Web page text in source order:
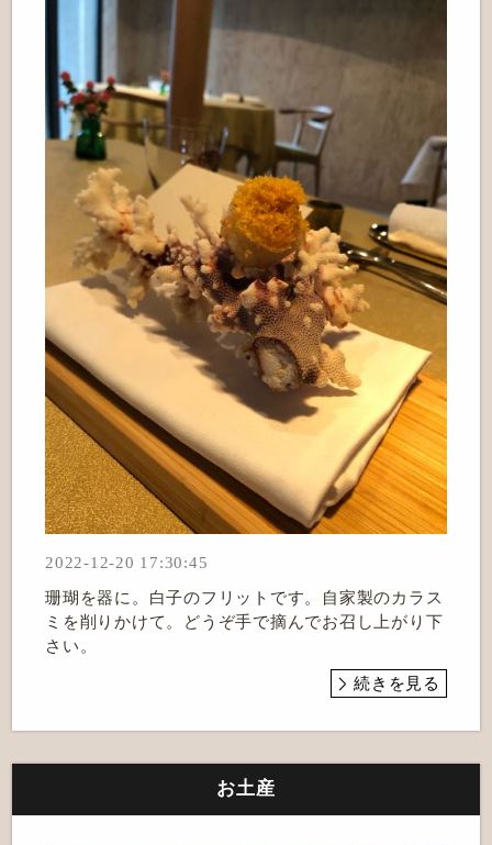
2022-12-20 17:30:45
珊瑚を器に。白子のフリットです。自家製のカラス
ミを削りかけて。どうぞ手で摘んでお召し上がり下
さい。
続きを見る
お土産